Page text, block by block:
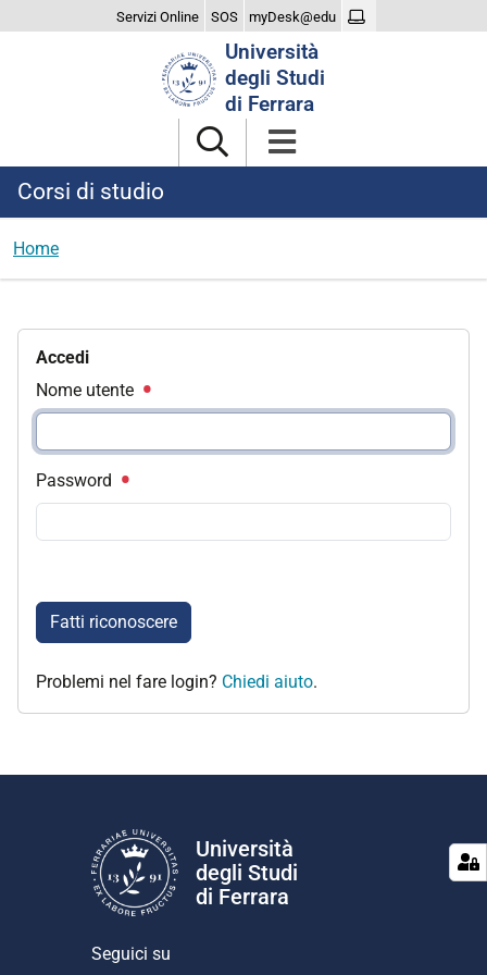
Servizi Online SOS myDesk@edu
Università
degli Studi
di Ferrara
Corsi di studio
Home
Accedi
Nome utente
Password
Fatti riconoscere
Problemi nel fare login? Chiedi aiuto.
Università
degli Studi
di Ferrara
Seguici su